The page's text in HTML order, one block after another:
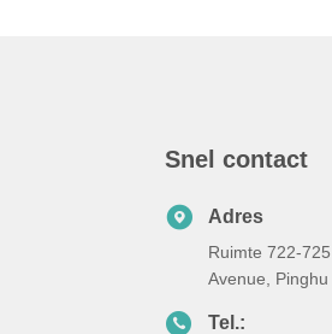
Snel contact
Adres
Ruimte 722-
Avenue,
Tel.: